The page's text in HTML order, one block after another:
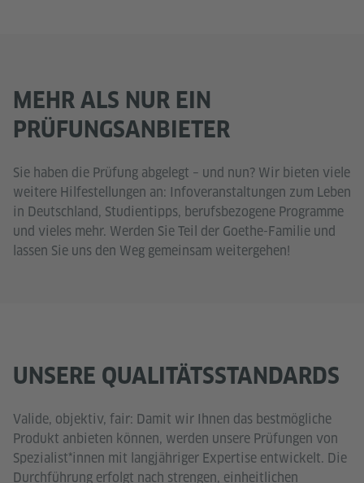
MEHR ALS NUR EIN
PRÜFUNGSANBIETER
Sie haben die Prüfung abgelegt – und nun? Wir bieten viele
weitere Hilfestellungen an: Infoveranstaltungen zum Leben
in Deutschland, Studientipps, berufsbezogene Programme
und vieles mehr. Werden Sie Teil der Goethe-Familie und
lassen Sie uns den Weg gemeinsam weitergehen!
UNSERE QUALITÄTSSTANDARDS
Valide, objektiv, fair: Damit wir Ihnen das bestmögliche
Produkt anbieten können, werden unsere Prüfungen von
Spezialist*innen mit langjähriger Expertise entwickelt. Die
Durchführung erfolgt nach strengen, einheitlichen